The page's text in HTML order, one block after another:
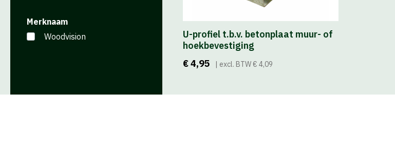
Houtolie | Beits
Contact
Merknaam
Woodvision
U-profiel t.b.v. betonplaat muur- of
hoekbevestiging
€ 4,95
| excl. BTW € 4,09